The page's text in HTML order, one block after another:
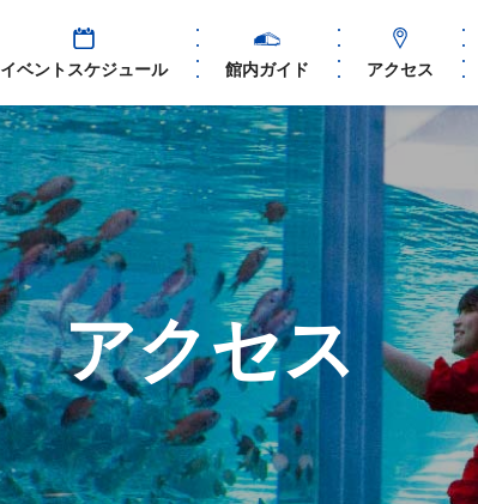
イベントスケジュール 館内ガイド アクセス
アクセス